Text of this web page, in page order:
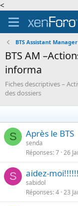
<
BTS Assistant Manager
BTS AM
informa
Fiches descriptives –
des dossiers
S Après le BTS
senda
Réponses 7 26
S aidez-
sabidol
Réponses 4 23